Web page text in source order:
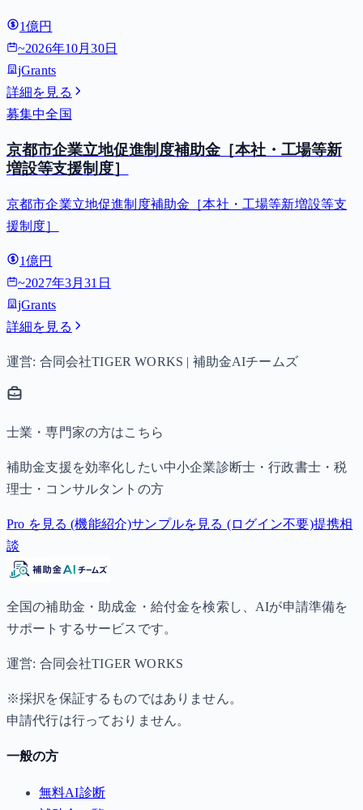
1億円
~2026年10月30日
jGrants
詳細を見る
募集中全国
京都市企業立地促進制度補助金［本社・工場等新
増設等支援制度］
京都市企業立地促進制度補助金［本社・工場等新増設等支
援制度］
1億円
~2027年3月31日
jGrants
詳細を見る
運営: 合同会社TIGER WORKS | 補助金AIチームズ
士業・専門家の方はこちら
補助金支援を効率化したい中小企業診断士・行政書士・税
理士・コンサルタントの方
Pro を見る (機能紹介)サンプルを見る (ログイン不要)提携相
談
全国の補助金・助成金・給付金を検索し、AIが申請準備を
サポートするサービスです。
運営: 合同会社TIGER WORKS
※採択を保証するものではありません。
申請代行は行っておりません。
一般の方
無料AI診断